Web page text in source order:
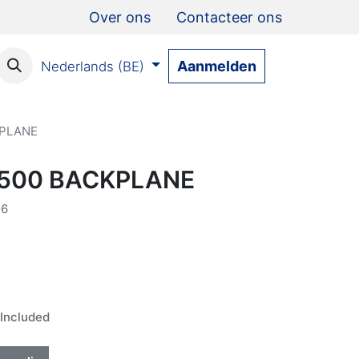
Over ons Contacteer ons
Nederlands (BE) Aanmelden
BACKPLANE